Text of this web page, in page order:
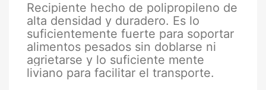
Recipiente hecho de polipropileno de
alta densidad y duradero. Es lo
suficientemente fuerte para soportar
alimentos pesados sin doblarse ni
agrietarse y lo suficiente mente
liviano para facilitar el transporte.